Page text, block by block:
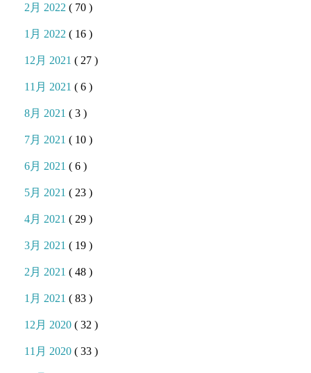
2月 2022( 70 )
1月 2022( 16 )
12月 2021( 27 )
11月 2021( 6 )
8月 2021( 3 )
7月 2021( 10 )
6月 2021( 6 )
5月 2021( 23 )
4月 2021( 29 )
3月 2021( 19 )
2月 2021( 48 )
1月 2021( 83 )
12月 2020( 32 )
11月 2020( 33 )